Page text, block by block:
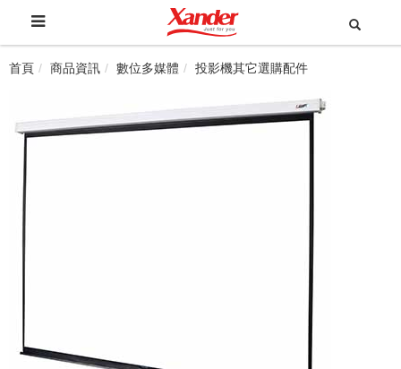
首頁 商品資訊 數位多媒體 投影機其它選購配件